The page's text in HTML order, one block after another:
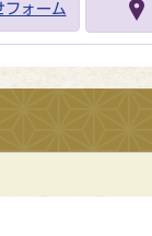
フォーム